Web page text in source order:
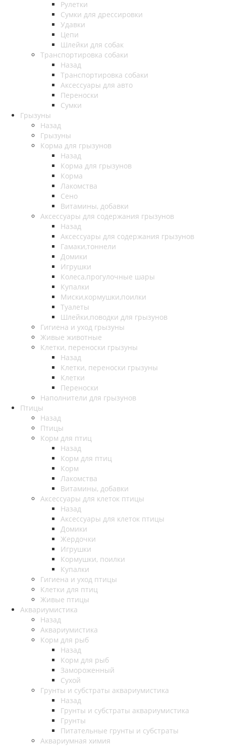
Рулетки
Сумки для дрессировки
Удавки
Цепи
Шлейки для собак
Транспортировка собаки
Назад
Транспортировка собаки
Аксессуары для авто
Переноски
Сумки
Грызуны
Назад
Грызуны
Корма для грызунов
Назад
Корма для грызунов
Корма
Лакомства
Сено
Витамины, добавки
Аксессуары для содержания грызунов
Назад
Аксессуары для содержания грызунов
Гамаки,тоннели
Домики
Игрушки
Колеса,прогулочные шары
Купалки
Миски,кормушки,поилки
Туалеты
Шлейки,поводки для грызунов
Гигиена и уход грызуны
Живые животные
Клетки, переноски грызуны
Назад
Клетки, переноски грызуны
Клетки
Переноски
Наполнители для грызунов
Птицы
Назад
Птицы
Корм для птиц
Назад
Корм для птиц
Корм
Лакомства
Витамины, добавки
Аксессуары для клеток птицы
Назад
Аксессуары для клеток птицы
Домики
Жердочки
Игрушки
Кормушки, поилки
Купалки
Гигиена и уход птицы
Клетки для птиц
Живые птицы
Аквариумистика
Назад
Аквариумистика
Корм для рыб
Назад
Корм для рыб
Замороженный
Сухой
Грунты и субстраты аквариумистика
Назад
Грунты и субстраты аквариумистика
Грунты
Питательные грунты и субстраты
Аквариумная химия